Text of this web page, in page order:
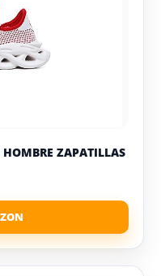
ZAPATILLAS